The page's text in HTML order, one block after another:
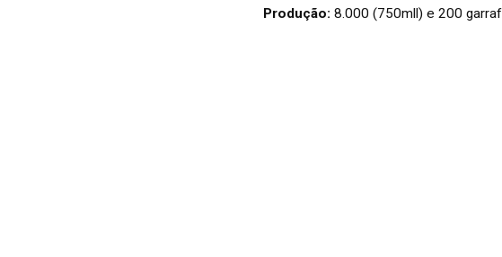
Produção: 8.000 (750mll) e 200